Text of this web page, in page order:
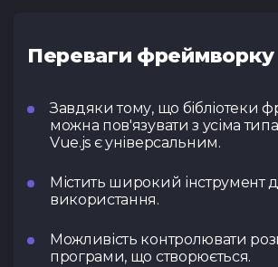
Переваги фреймворку
Завдяки тому, що бібліотеки
можна пов'язувати з усіма
Vue.js є універсальним.
Містить широкий інструмент
використання.
Можливість контролювати
програми, що створюється.